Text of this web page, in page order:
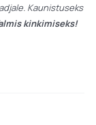
Kaunistuseks
kinkimiseks!